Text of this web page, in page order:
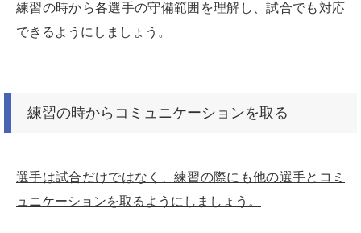
練習の時から各選手の守備範囲を理解し、試合でも対応
できるようにしましょう。
練習の時からコミュニケーションを取る
選手は試合だけではなく、練習の際にも他の選手とコミ
ュニケーションを取るようにしましょう。